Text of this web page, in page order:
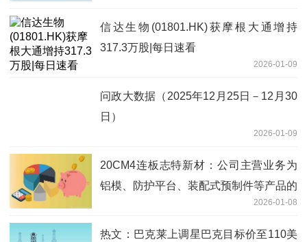
信达生物(01801.HK)获摩根大通增持
317.3万股|每日速看
2026-01-09
问政大数据（2025年12月25日－12月30
日）
2026-01-09
20CM4连板志特新材：公司主营业务为
铝模、防护平台、装配式预制件等产品的
研发、生产与销售 目前未发生任何变化
每日看点
2026-01-08
热文：巴克莱上调星巴克目标价至110美